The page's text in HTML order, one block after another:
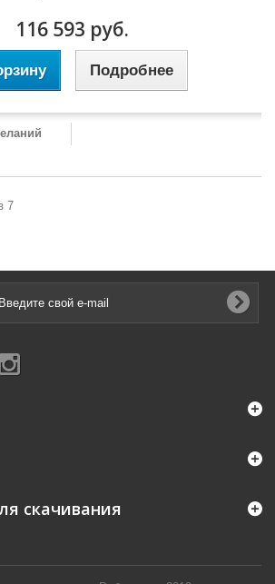
116 593 руб.
Подробнее
7
скачивания